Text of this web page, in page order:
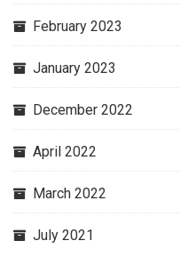
February 2023
January 2023
December 2022
April 2022
March 2022
July 2021